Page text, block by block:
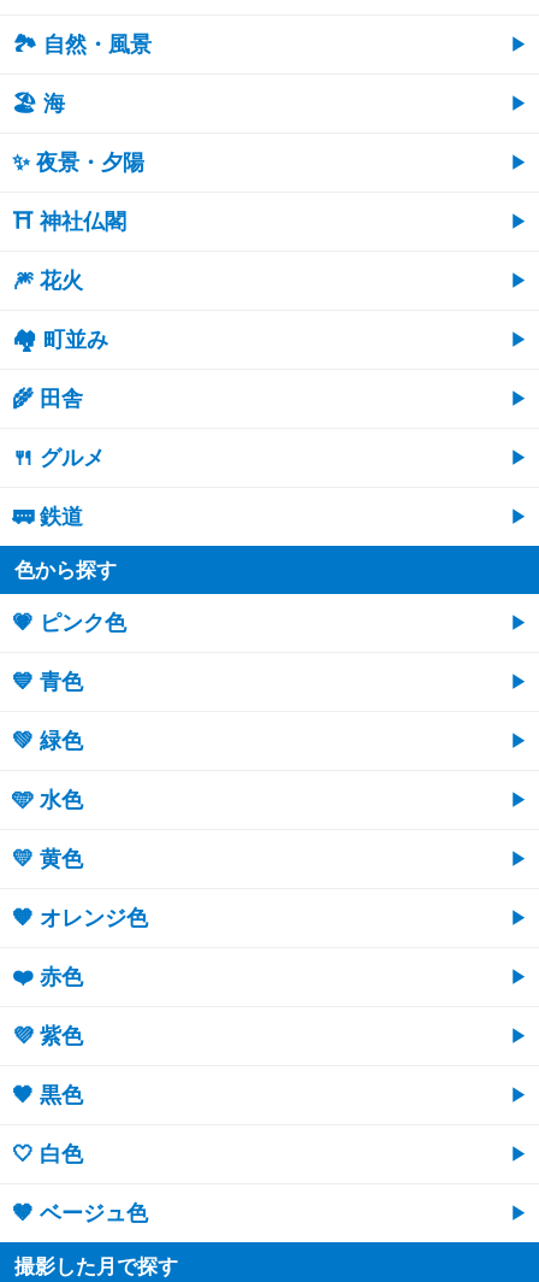
🏞️ 自然・風景
🏖 海
✨ 夜景・夕陽
⛩ 神社仏閣
🎆 花火
🏘 町並み
🌾 田舎
🍴 グルメ
🚃 鉄道
色から探す
💗 ピンク色
💙 青色
💚 緑色
🩵 水色
💛 黄色
🧡 オレンジ色
❤️ 赤色
💜 紫色
🖤 黒色
🤍 白色
🤎 ベージュ色
撮影した月で探す